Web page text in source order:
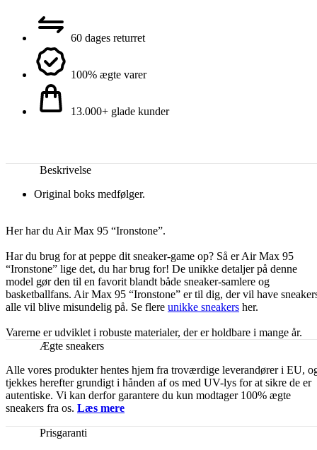
60 dages returret
100% ægte varer
13.000+ glade kunder
Beskrivelse
Original boks medfølger.
Her har du Air Max 95 “Ironstone”.
Har du brug for at peppe dit sneaker-game op? Så er Air Max 95
“Ironstone” lige det, du har brug for! De unikke detaljer på denne
model gør den til en favorit blandt både sneaker-samlere og
basketballfans. Air Max 95 “Ironstone” er til dig, der vil have
alle vil blive misundelig på. Se flere unikke sneakers her.
Varerne er udviklet i robuste materialer, der er holdbare i mange år.
Ægte sneakers
Alle vores produkter hentes hjem fra troværdige leverandører i EU,
tjekkes herefter grundigt i hånden af os med UV-lys for at sikre de er
autentiske. Vi kan derfor garantere du kun modtager 100% ægte
sneakers fra os. Læs mere
Prisgaranti